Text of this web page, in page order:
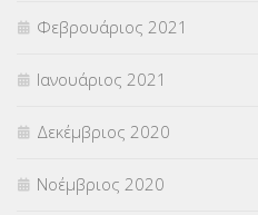
Φεβρουάριος 2021
Ιανουάριος 2021
Δεκέμβριος 2020
Νοέμβριος 2020